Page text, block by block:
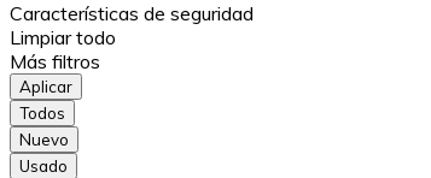
Características de seguridad
Limpiar todo
Más filtros
Aplicar
Todos
Nuevo
Usado